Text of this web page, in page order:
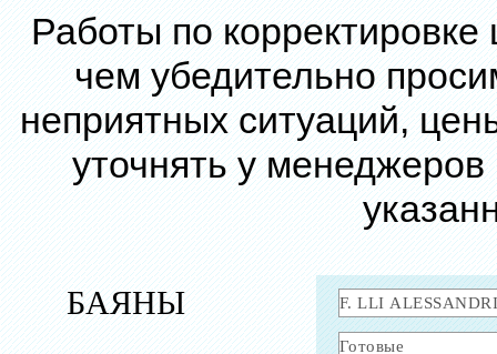
Работы по
чем убедительно
неприятных ситуаций,
уточнять у
БАЯНЫ